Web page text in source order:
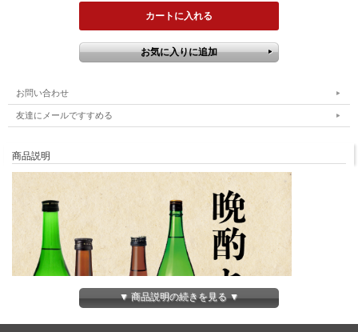
お問い合わせ
友達にメールですすめる
商品説明
▼ 商品説明の続きを見る ▼